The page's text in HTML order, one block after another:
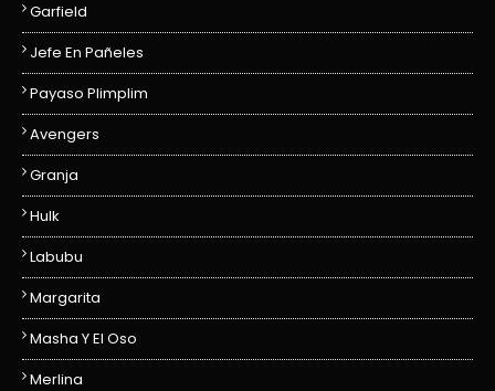
Garfield
Jefe En Pañeles
Payaso Plimplim
Avengers
Granja
Hulk
Labubu
Margarita
Masha Y El Oso
Merlina